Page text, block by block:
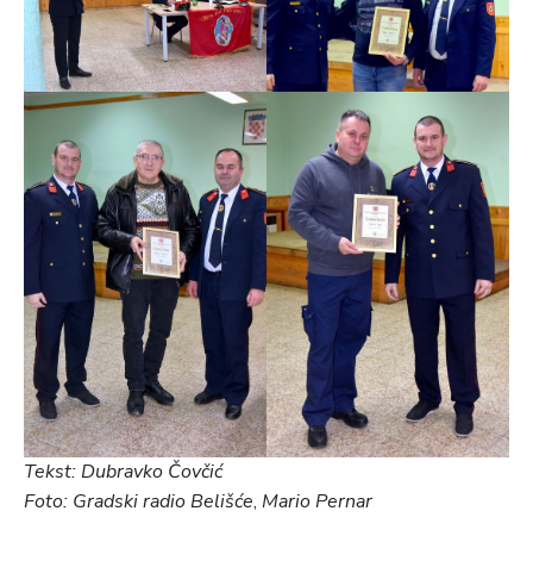
Tekst: Dubravko Čovčić
Foto: Gradski radio Belišće, Mario Pernar